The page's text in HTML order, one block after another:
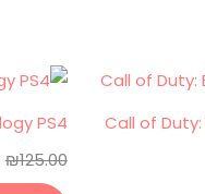
Call of
PS4
₪125.00